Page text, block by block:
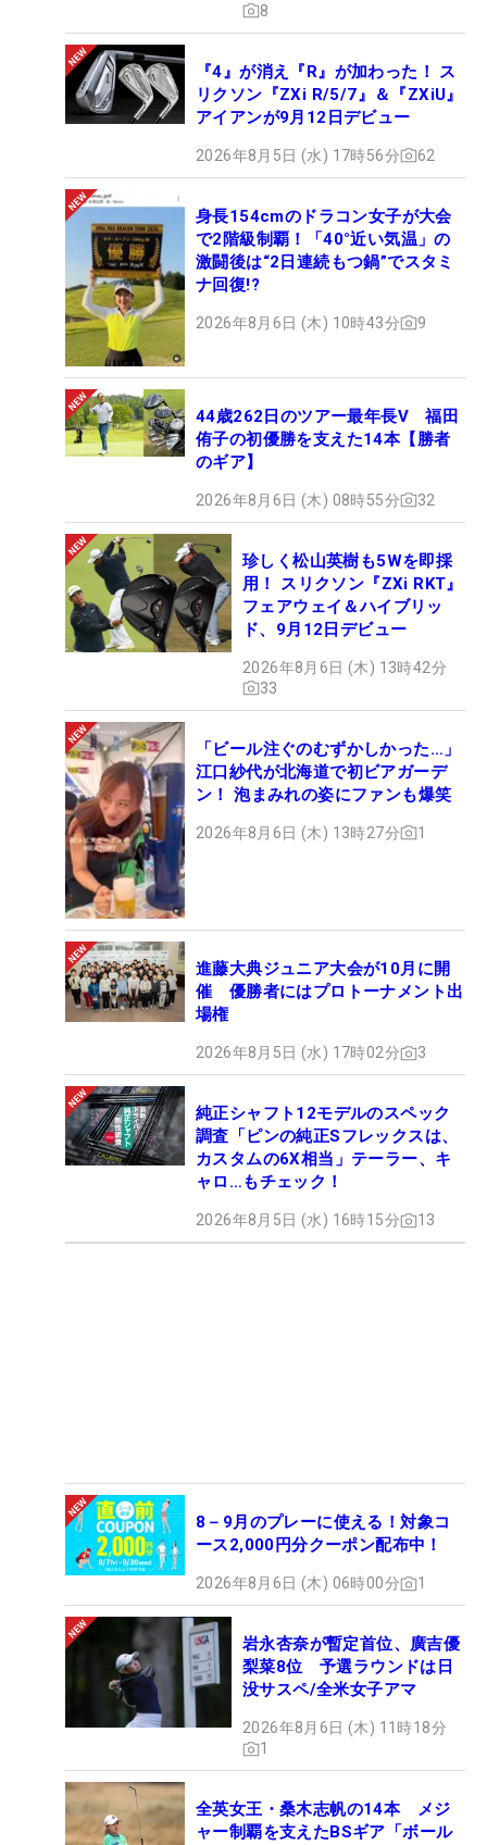
8
『4』が消え『R』が加わった！ ス
リクソン『ZXi R/5/7』＆『ZXiU』
アイアンが9月12日デビュー
2026年8月5日 (水) 17時56分 62
身長154cmのドラコン女子が大会
で2階級制覇！「40°近い気温」の
激闘後は“2日連続もつ鍋”でスタミ
ナ回復!?
2026年8月6日 (木) 10時43分 9
44歳262日のツアー最年長V 福田
侑子の初優勝を支えた14本【勝者
のギア】
2026年8月6日 (木) 08時55分 32
珍しく松山英樹も5Wを即採
用！ スリクソン『ZXi RKT』
フェアウェイ＆ハイブリッ
ド、9月12日デビュー
2026年8月6日 (木) 13時42分
33
「ビール注ぐのむずかしかった…」
江口紗代が北海道で初ビアガーデ
ン！ 泡まみれの姿にファンも爆笑
2026年8月6日 (木) 13時27分 1
進藤大典ジュニア大会が10月に開
催 優勝者にはプロトーナメント出
場権
2026年8月5日 (水) 17時02分 3
純正シャフト12モデルのスペック
調査「ピンの純正Sフレックスは、
カスタムの6X相当」テーラー、キ
ャロ…もチェック！
2026年8月5日 (水) 16時15分 13
8－9月のプレーに使える！対象コ
ース2,000円分クーポン配布中！
2026年8月6日 (木) 06時00分 1
岩永杏奈が暫定首位、廣吉優
梨菜8位 予選ラウンドは日
没サスペ/全米女子アマ
2026年8月6日 (木) 11時18分
1
全英女王・桑木志帆の14本 メジ
ャー制覇を支えたBSギア「ボール